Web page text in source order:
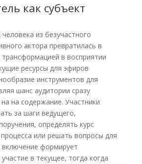
как субъект
из безучастного
актора превратилась в
в восприятии
ресурсы для эфиров
инструментов для
шанс аудитории сразу
на содержание. Участники
за шаги ведущего,
определять курс
или решать вопросы для
включение формирует
в текущее, тогда когда